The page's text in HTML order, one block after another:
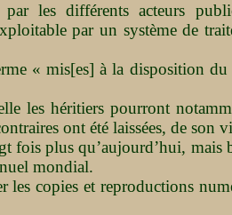
les différents acteurs
par un système de
« mis[es] à la disposition
les héritiers pourront
ont été laissées, de son
plus qu’aujourd’hui, mais
mondial.
copies et reproductions